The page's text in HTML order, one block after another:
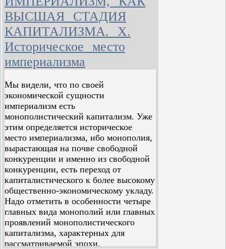
ВЫСШАЯ СТАДИЯ
КАПИТАЛИЗМА. X.
Историческое место
империализма
Мы видели, что по своей
экономической сущности
империализм есть
монополистический капитализм. Уже
этим определяется историческое
место империализма, ибо монополия,
вырастающая на почве свободной
конкуренции и именно из свободной
конкуренции, есть переход от
капиталистического к более высокому
общественно-экономическому укладу.
Надо отметить в особенности четыре
главных вида монополий или главных
проявлений монополистического
капитализма, характерных для
рассматриваемой эпохи.